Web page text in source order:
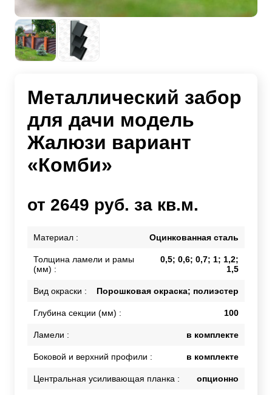
Металлический забор
для дачи модель
Жалюзи вариант
«Комби»
от 2649 руб. за кв.м.
Материал : Оцинкованная сталь
Толщина ламели и рамы
(мм) :
0,5; 0,6; 0,7; 1; 1,2;
1,5
Вид окраски : Порошковая окраска; полиэстер
Глубина секции (мм) : 100
Ламели : в комплекте
Боковой и верхний профили : в комплекте
Центральная усиливающая планка : опционно